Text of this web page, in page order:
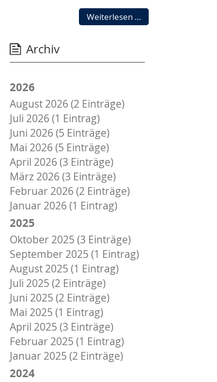
Weiterlesen … Tag
der
Archiv
2026
August 2026 (2 Einträge)
Juli 2026 (1 Eintrag)
Juni 2026 (5 Einträge)
Mai 2026 (5 Einträge)
April 2026 (3 Einträge)
März 2026 (3 Einträge)
Februar 2026 (2 Einträge)
Januar 2026 (1 Eintrag)
2025
Oktober 2025 (3 Einträge)
September 2025 (1 Eintrag)
August 2025 (1 Eintrag)
Juli 2025 (2 Einträge)
Juni 2025 (2 Einträge)
Mai 2025 (1 Eintrag)
April 2025 (3 Einträge)
Februar 2025 (1 Eintrag)
Januar 2025 (2 Einträge)
2024